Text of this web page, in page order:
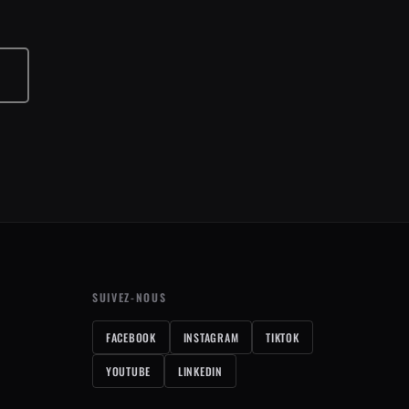
SUIVEZ-NOUS
FACEBOOK INSTAGRAM TIKTOK
YOUTUBE LINKEDIN